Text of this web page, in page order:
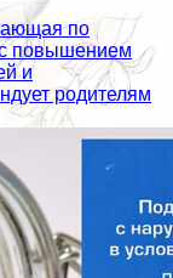
по
повышением
и
родителям